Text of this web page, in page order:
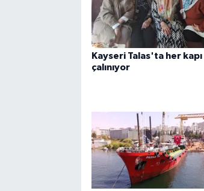
Kayseri Talas'ta her kapı
çalınıyor